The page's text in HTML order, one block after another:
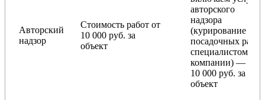
Авторский
надзор
Стоимость работ от
10 000 руб. за
объект
авторского
надзора
(курирование
посадочных работ
специалистом
компании) — от
10 000 руб. за
объект